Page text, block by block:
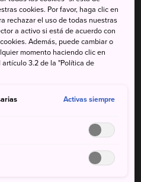
la zona. Justo al norte de la
ofrecen vistas
, hasta inclusoTokio
y el
La zona es famosa
rutas de senderismo y
o lirios de día en
cookies. Por favor, haga clic en
rechazar el uso de todas nuestras
a activo si está de acuerdo con
Además, puede cambiar o
momento haciendo clic en
3.2 de la "Política de
Activas siempre